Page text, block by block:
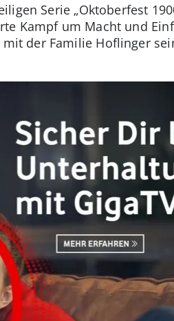
Serie „Oktoberfest
Kampf um Macht und
der Familie Hoflinger